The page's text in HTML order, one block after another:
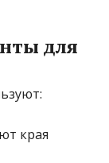
для
края